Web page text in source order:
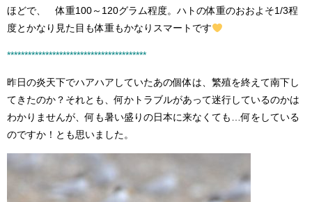
ほどで、 体重100～120グラム程度。ハトの体重のおおよそ1/3程
度とかなり見た目も体重もかなりスマートです
****************************************
昨日の炎天下でハアハアしていたあの個体は、繁殖を終えて南下し
てきたのか？それとも、何かトラブルがあって迷行しているのかは
わかりませんが、何も暑い盛りの日本に来なくても…何をしている
のですか！とも思いました。